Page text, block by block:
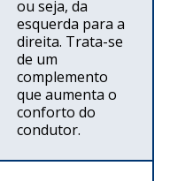
ou seja, da
esquerda para a
direita. Trata-se
de um
complemento
que aumenta o
conforto do
condutor.